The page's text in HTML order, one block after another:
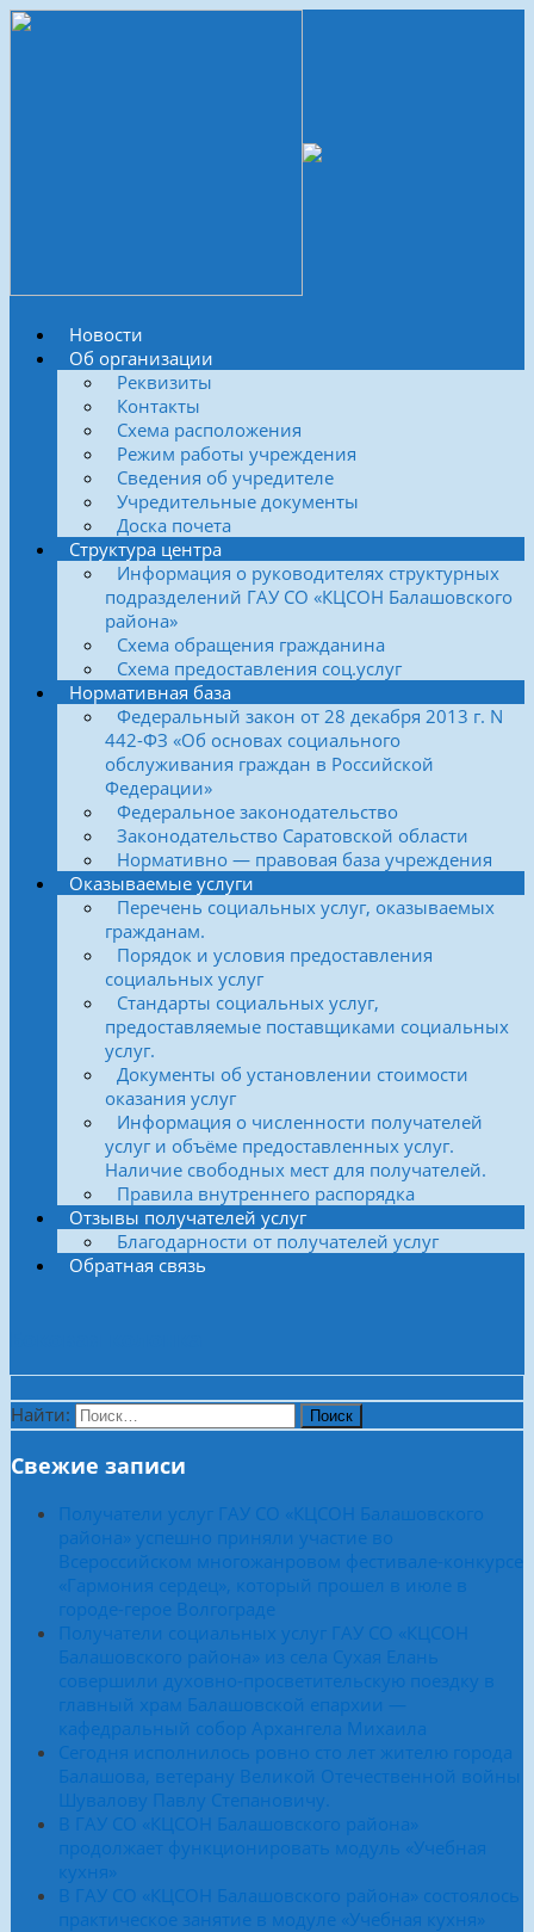
Новости
Об организации
Реквизиты
Контакты
Схема расположения
Режим работы учреждения
Сведения об учредителе
Учредительные документы
Доска почета
Структура центра
Информация о руководителях структурных
подразделений ГАУ СО «КЦСОН Балашовского
района»
Схема обращения гражданина
Схема предоставления соц.услуг
Нормативная база
Федеральный закон от 28 декабря 2013 г. N
442-ФЗ «Об основах социального
обслуживания граждан в Российской
Федерации»
Федеральное законодательство
Законодательство Саратовской области
Нормативно — правовая база учреждения
Оказываемые услуги
Перечень социальных услуг, оказываемых
гражданам.
Порядок и условия предоставления
социальных услуг
Стандарты социальных услуг,
предоставляемые поставщиками социальных
услуг.
Документы об установлении стоимости
оказания услуг
Информация о численности получателей
услуг и объёме предоставленных услуг.
Наличие свободных мест для получателей.
Правила внутреннего распорядка
Отзывы получателей услуг
Благодарности от получателей услуг
Обратная связь
Найти:
Свежие записи
Получатели услуг ГАУ СО «КЦСОН Балашовского
района» успешно приняли участие во
Всероссийском многожанровом фестивале-конкурсе
«Гармония сердец», который прошел в июле в
городе-герое Волгограде
Получатели социальных услуг ГАУ СО «КЦСОН
Балашовского района» из села Сухая Елань
совершили духовно-просветительскую поездку в
главный храм Балашовской епархии —
кафедральный собор Архангела Михаила
Сегодня исполнилось ровно сто лет жителю города
Балашова, ветерану Великой Отечественной войны
Шувалову Павлу Степановичу.
В ГАУ СО «КЦСОН Балашовского района»
продолжает функционировать модуль «Учебная
кухня»
В ГАУ СО «КЦСОН Балашовского района» состоялось
практическое занятие в модуле «Учебная кухня»